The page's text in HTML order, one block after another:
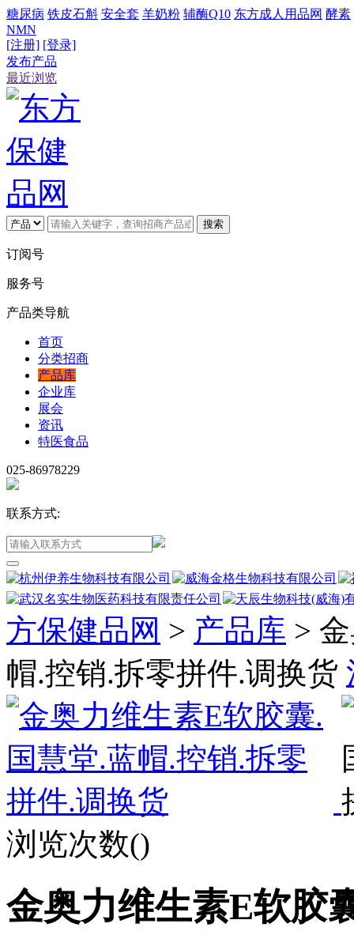
糖尿病 铁皮石斛 安全套 羊奶粉 辅酶Q10 东方成人用品网 酵素
NMN
[注册] [登录]
发布产品
最近浏览
搜索
订阅号
服务号
产品类导航
首页
分类招商
产品库
企业库
展会
资讯
特医食品
025-86978229
联系方式:
方保健品网 > 产品库 >
帽.控销.拆零拼件.调换货
浏览次数()
金奥力维生素E软胶